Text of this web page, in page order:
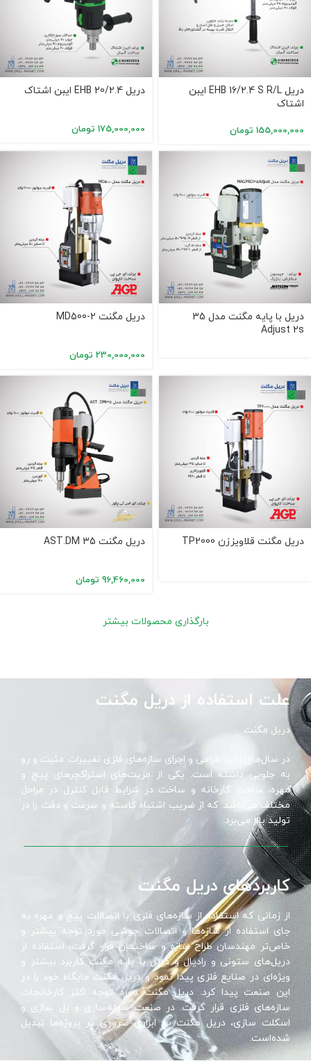
دریل EHB 16/2.4 S R/L ایبن
اشتاک
155,000,000 تومان
دریل EHB 20/2.4 ایبن اشتاک
175,000,000 تومان
دریل با پایه مگنت مدل 35
Adjust 2s
دریل مگنت MD500-2
230,000,000 تومان
دریل مگنت قلاویززن TP2000 دریل مگنت AST.DM 35
96,460,000 تومان
بارگذاری محصولات بیشتر
علت استفاده از دریل مگنت
دریل مگنت
در سال‌های اخیر طراحی و اجرای سازه‌های فلزی تغییرات مثبت و رو
به جلویی داشته است. یکی از مزیت‌های استراکچرهای پیچ و
مهره، ساخت کارخانه و ساخت در شرایط قابل کنترل در مراحل
مختلف می‌باشد. که از ضریب اشتباه کاسته و سرعت و دقت را در
تولید بالا می‌برد.
کاربردهای دریل مگنت
از زمانی که استفاده از سازه‌های فلزی با اتصالات پیچ و مهره به
جای استفاده از سازه‌ها و اتصالات جوشی مورد توجه بیشتر و
خاص‌تر مهندسان طراح سازه و ساختمان قرار گرفت، استفاده از
دریل‌های ستونی و رادیال و دریل با پایه مگنت کاربرد بیشتر و
ویژه‌ای در صنایع فلزی پیدا نمود و دریل مگنت جایگاه خود را در
این صنعت پیدا کرد. دریل مگنت مورد توجه اکثر کارخانجات
سازه‌های فلزی قرار گرفت. در صنعت سوله‌سازی و پل سازی و
اسکلت سازی، دریل مگنت به ابزاری ضروری در پروژه‌ها تبدیل
شده‌است.